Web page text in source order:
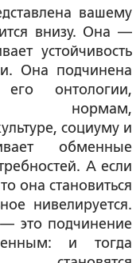
вашему
внизу. Она —
устойчивость
Она подчинена
его онтологии,
нормам,
социуму и
обменные
А если
она становиться
нивелируется.
это подчинение
и тогда